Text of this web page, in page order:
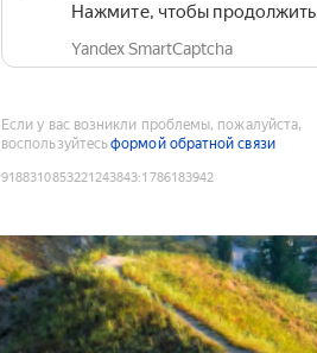
Нажмите, чтобы продолжить
Yandex SmartCaptcha
Если у вас возникли проблемы, пожалуйста,
воспользуйтесьформой обратной связи
9188310853221243843:1786183942